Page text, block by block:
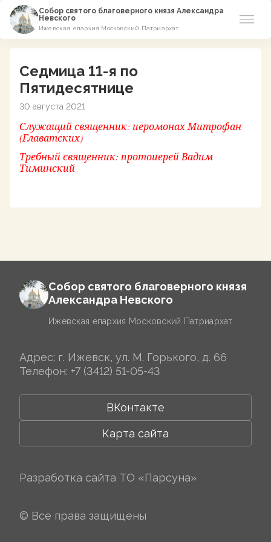
Собор святого благоверного князя Александра
Невского
Ижевская епархия Московский Патриархат
Азы Православия
Расписание
Виртуальный музей
Седмица 11-я по
Пятидесятнице
30 августа 2021
Служащий священник: иеромонах Митрофан
(Главатских)
Требный священник: протоиерей Вадим
Тиминский
Собор святого благоверного князя
Александра Невского
Ижевская епархия Московский Патриархат
Адрес: г. Ижевск, ул. М. Горького, д. 66
Телефон: +7 (3412) 51-05-43
ВКонтакте
Карта сайта
Разработка сайта ТО «Парсуна»
© Все права защищены